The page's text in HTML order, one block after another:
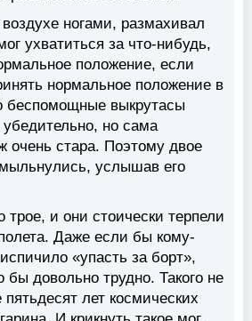
ногами, размахивал
ухватиться за что-нибудь,
положение, если
нормальное положение в
беспомощные выкрутасы
но сама
очень стара. Поэтому двое
услышав его
и они стоически терпели
Даже если бы кому-
«упасть за борт»,
бы довольно трудно. Такого не
лет космических